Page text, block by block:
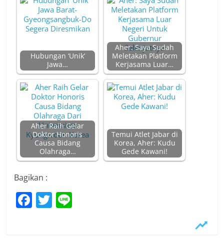
Hubungan ‘Unik’
Jawa…
Aher: Saya Sudah
Meletakan Platform
Kerjasama Luar…
Aher Raih Gelar
Doktor Honoris
Causa Bidang
Olahraga…
Temui Atlet Jabar di
Korea, Aher: Kudu
Gede Kawani!
Bagikan :
F T